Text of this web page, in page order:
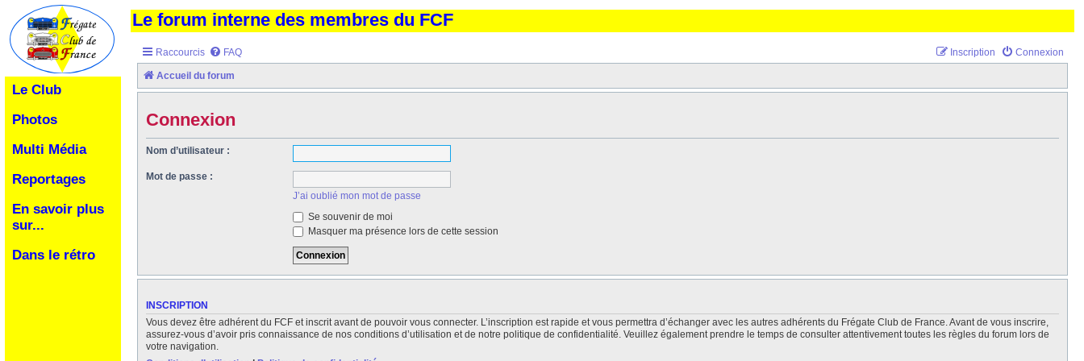
Le Club
Photos
Multi Média
Reportages
En savoir plus
sur...
Dans le rétro
Le forum interne des membres du FCF
Raccourcis FAQ Connexion
Inscription
Accueil du forum
Connexion
Nom d’utilisateur :
Mot de passe :
J’ai oublié mon mot de passe
Se souvenir de moi
Masquer ma présence lors de cette session
INSCRIPTION
Vous devez être adhérent du FCF et inscrit avant de pouvoir vous connecter. L’inscription est rapide et vous permettra d’échanger avec les autres adhérents du Frégate Club de France. Avant de vous inscrire,
assurez-vous d’avoir pris connaissance de nos conditions d’utilisation et de notre politique de confidentialité. Veuillez également prendre le temps de consulter attentivement toutes les règles du forum lors de
votre navigation.